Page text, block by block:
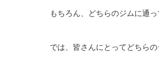
もちろん、どちらのジムに通
では、皆さんにとってどちら